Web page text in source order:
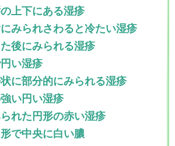
上下にある湿疹
みられさわると冷たい湿疹
後にみられる湿疹
い湿疹
に部分的にみられる湿疹
い円い湿疹
れた円形の赤い湿疹
で中央に白い膿